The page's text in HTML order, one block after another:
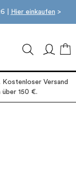
| Hier einkaufen >
Versand
über 150 €.